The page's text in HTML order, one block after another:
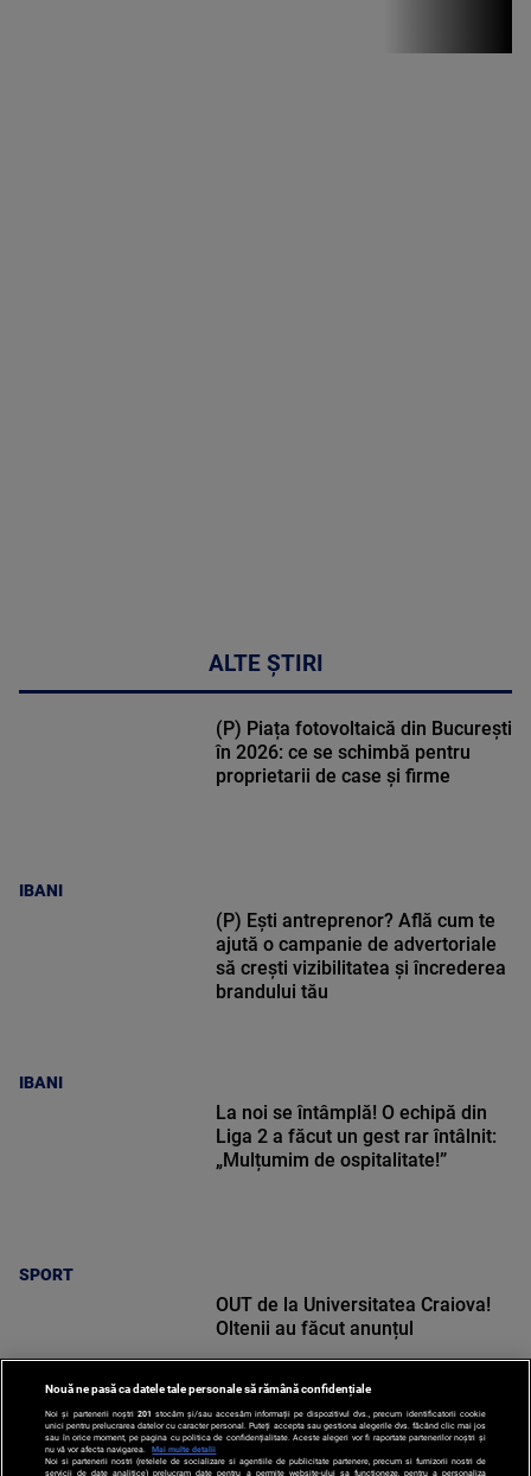
ALTE ȘTIRI
IBANI
(P) Piața fotovoltaică din București
în 2026: ce se schimbă pentru
proprietarii de case și firme
IBANI
(P) Ești antreprenor? Află cum te
ajută o campanie de advertoriale
să crești vizibilitatea și încrederea
brandului tău
SPORT
La noi se întâmplă! O echipă din
Liga 2 a făcut un gest rar întâlnit:
„Mulțumim de ospitalitate!”
SPORT
OUT de la Universitatea Craiova!
Oltenii au făcut anunțul
Nouă ne pasă ca datele tale personale să rămână confidențiale
Noi și partenerii noștri 201 stocăm și/sau accesăm informații pe dispozitivul dvs., precum identificatorii cookie
unici pentru prelucrarea datelor cu caracter personal. Puteți accepta sau gestiona alegerile dvs. făcând clic mai jos
sau în orice moment, pe pagina cu politica de confidențialitate. Aceste alegeri vor fi raportate partenerilor noștri și
nu vă vor afecta navigarea.
Mai multe detalii
Noi si partenerii nostri (retelele de socializare si agentiile de publicitate partenere, precum si furnizorii nostri de
servicii de date analitice) prelucram date pentru a permite website-ului sa functioneze, pentru a personaliza